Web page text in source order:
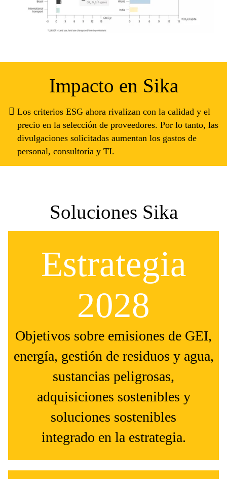
Impacto en Sika
Los criterios ESG ahora rivalizan con la calidad y el
precio en la selección de proveedores. Por lo tanto, las
divulgaciones solicitadas aumentan los gastos de
personal, consultoría y TI.
Soluciones Sika
Estrategia
2028
Objetivos sobre emisiones de GEI,
energía, gestión de residuos y agua,
sustancias peligrosas,
adquisiciones sostenibles y
soluciones sostenibles
integrado en la estrategia.